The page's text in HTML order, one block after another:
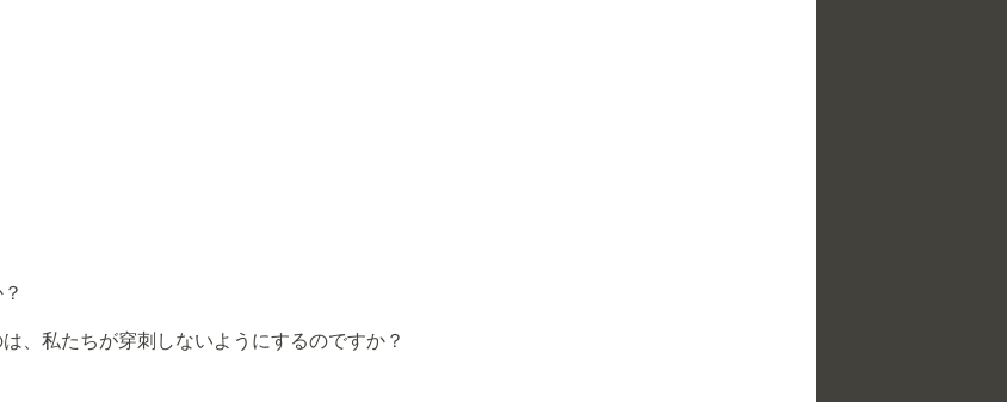
、私たちが穿刺しないようにするのですか？